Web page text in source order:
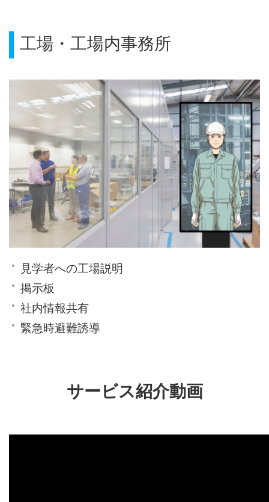
工場・工場内事務所
見学者への工場説明
掲示板
社内情報共有
緊急時避難誘導
サービス紹介動画